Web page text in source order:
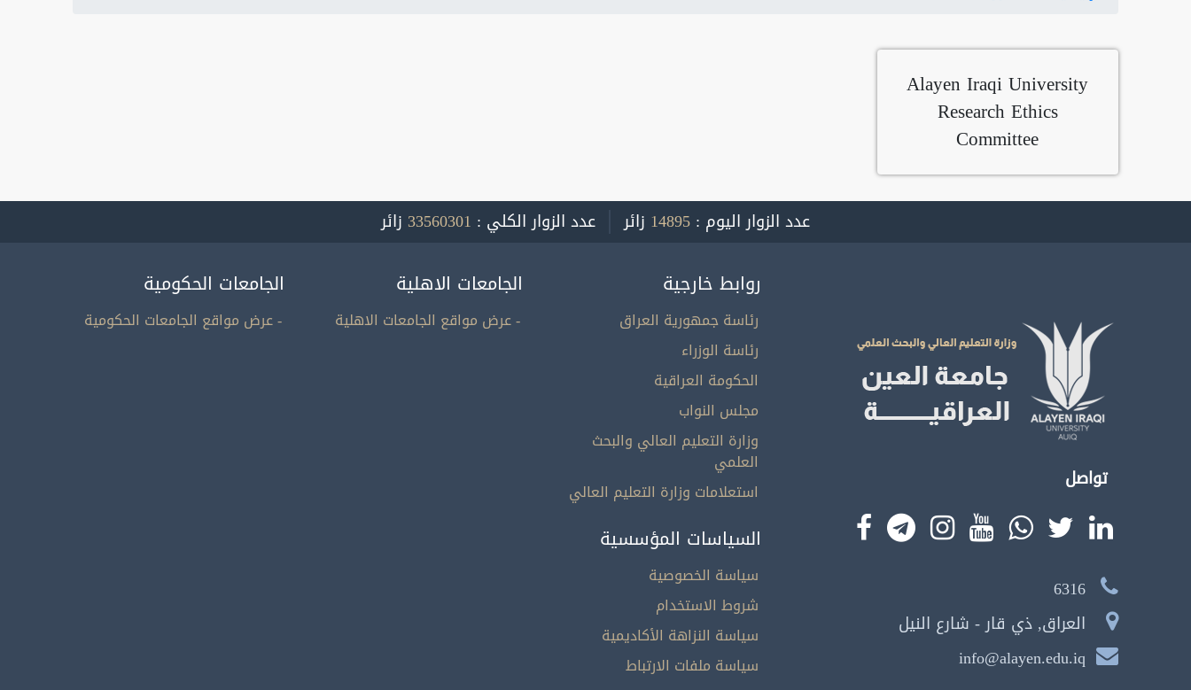
Alayen Iraqi University
Research Ethics
Committee
عدد الزوار اليوم : 14895 زائر عدد الزوار الكلي : 33560301 زائر
تواصل
6316
العراق, ذي قار - شارع النيل
info@alayen.edu.iq
روابط خارجية
رئاسة جمهورية العراق
رئاسة الوزراء
الحكومة العراقية
مجلس النواب
وزارة التعليم العالي والبحث
العلمي
استعلامات وزارة التعليم العالي
الجامعات الاهلية
- عرض مواقع الجامعات الاهلية
الجامعات الحكومية
- عرض مواقع الجامعات الحكومية
السياسات المؤسسية
سياسة الخصوصية
شروط الاستخدام
سياسة النزاهة الأكاديمية
سياسة ملفات الارتباط